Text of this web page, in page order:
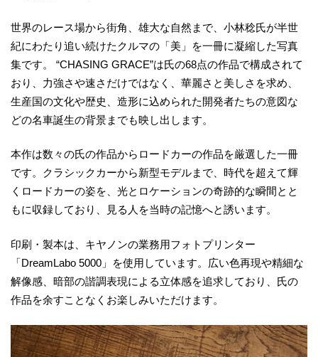
世界のレース場から街角、雄大な自然まで、小林稔氏が半世
紀にわたり追い続けたクルマの「美」を一冊に凝縮した写真
集です。 “CHASING GRACE”は氏の68点の作品で構成されて
おり、力強さや速さだけではなく、華麗さと美しさを求め、
生産国の文化や歴史、造形に込められた開発者たちの意図な
どの名車誕生の背景までも映し出します。
本作は数々の氏の作品からロードカーの作品を厳選した一冊
です。クラシックカーから新型モデルまで、時代を超えて輝
くロードカーの姿を、光とロケーションの奇跡的な瞬間とと
もに収録しており、見る人を当時の記憶へと誘います。
印刷・製本は、キヤノンの業務用フォトプリンター
「DreamLabo 5000」を使用しています。広い色再現や精細な
解像感、暗部の諧調表現による立体感を追求しており、氏の
作品を余すことなくお楽しみいただけます。